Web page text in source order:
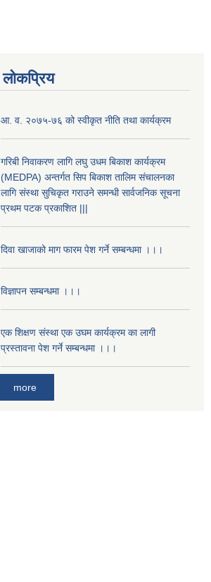
लोकप्रिय
आ. व. २०७५-७६ को स्वीकृत नीति तथा कार्यक्रम
गरिबी निवाकरण लागि लघु उधम बिकाश कार्यक्रम
(MEDPA) अन्तर्गत सिप बिकाश तालिम संचालनका
लागि संस्था सुचिकृत गराउने समन्धी सार्वजनिक सूचना
प्रथम पटक प्रकाशित |||
दिवा खाजाको माग फारम पेश गर्ने सम्बन्धमा ।।।
विज्ञापन सम्बन्धमा ।।।
एक शिक्षण संस्था एक उघम कार्यक्रम का लागी
प्रस्तावना पेश गर्ने सम्बन्धमा ।।।
more